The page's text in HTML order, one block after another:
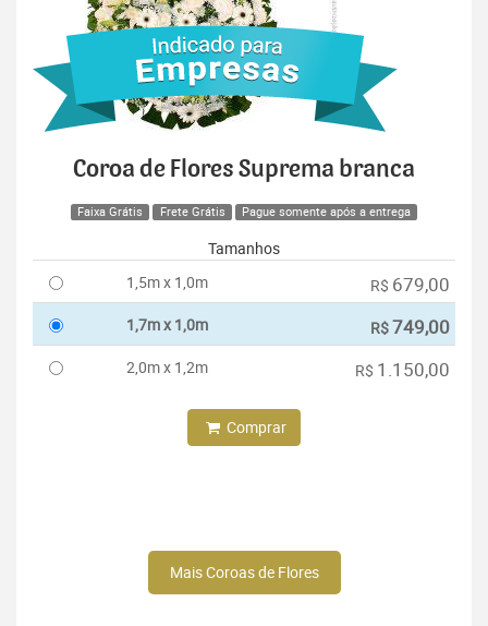
Coroa de Flores Suprema branca
Faixa Grátis Frete Grátis Pague somente após a entrega
Tamanhos
1,5m x 1,0m
R$ 679,00
1,7m x 1,0m R$749,00
2,0m x 1,2m R$ 1.150,00
Comprar
Mais Coroas de Flores